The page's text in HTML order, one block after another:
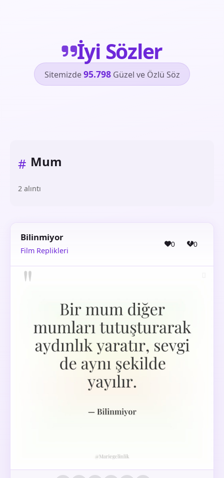
İyi Sözler
Sitemizde95.798Güzel ve Özlü Söz
# Mum
2 alıntı
Bilinmiyor
Film Replikleri
0 0